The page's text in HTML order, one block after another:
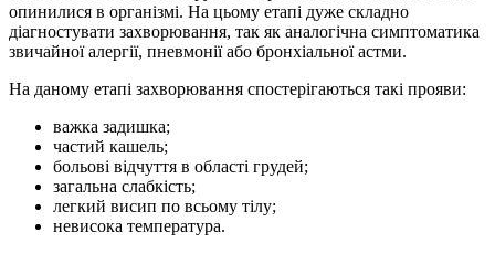
опинилися в організмі. На цьому етапі дуже складно
діагностувати захворювання, так як аналогічна симптоматика
звичайної алергії, пневмонії або бронхіальної астми.
На даному етапі захворювання спостерігаються такі прояви:
важка задишка;
частий кашель;
больові відчуття в області грудей;
загальна слабкість;
легкий висип по всьому тілу;
невисока температура.